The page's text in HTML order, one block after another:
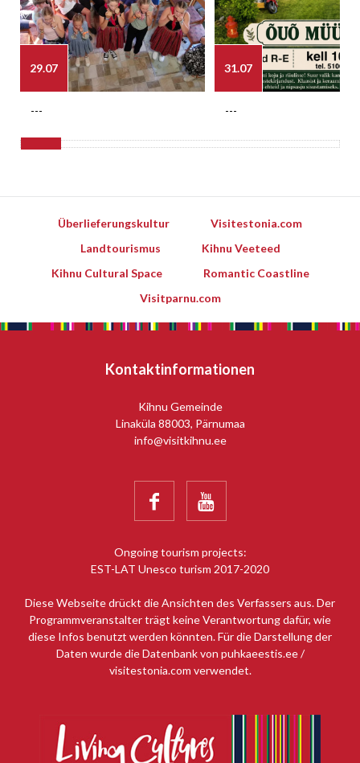
29.07
---
31.07
---
Überlieferungskultur
Visitestonia.com
Landtourismus
Kihnu Veeteed
Kihnu Cultural Space
Romantic Coastline
Visitparnu.com
Kontaktinformationen
Kihnu Gemeinde
Linaküla 88003, Pärnumaa
info@visitkihnu.ee
 
Ongoing tourism projects:
EST-LAT Unesco turism 2017-2020
Diese Webseite drückt die Ansichten des Verfassers aus. Der
Programmveranstalter trägt keine Verantwortung dafür, wie
diese Infos benutzt werden könnten. Für die Darstellung der
Daten wurde die Datenbank von puhkaeestis.ee /
visitestonia.com verwendet.